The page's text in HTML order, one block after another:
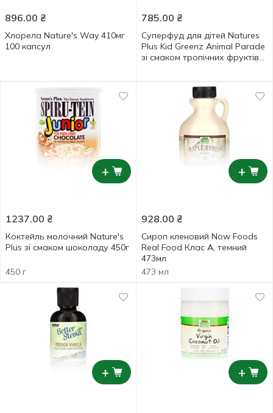
896.00 ₴
Хлорела Nature's Way 410мг
100 капсул
785.00 ₴
Суперфуд для дітей Natures
Plus Kid Greenz Animal Parade
зі смаком тропічних фруктів
+
1237.00 ₴
Коктейль молочний Nature's
Plus зі смаком шоколаду 450г
450 г
+
928.00 ₴
Сироп кленовий Now Foods
Real Food Клас A, темний
473мл
473 мл
+ +